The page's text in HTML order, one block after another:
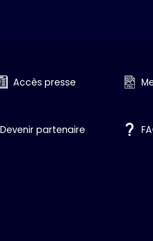
Accès presse
Devenir partenaire